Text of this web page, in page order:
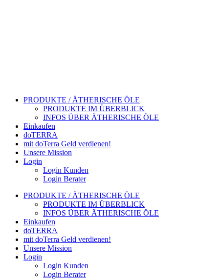
PRODUKTE / ÄTHERISCHE ÖLE
PRODUKTE IM ÜBERBLICK
INFOS ÜBER ÄTHERISCHE ÖLE
Einkaufen
doTERRA
mit doTerra Geld verdienen!
Unsere Mission
Login
Login Kunden
Login Berater
PRODUKTE / ÄTHERISCHE ÖLE
PRODUKTE IM ÜBERBLICK
INFOS ÜBER ÄTHERISCHE ÖLE
Einkaufen
doTERRA
mit doTerra Geld verdienen!
Unsere Mission
Login
Login Kunden
Login Berater